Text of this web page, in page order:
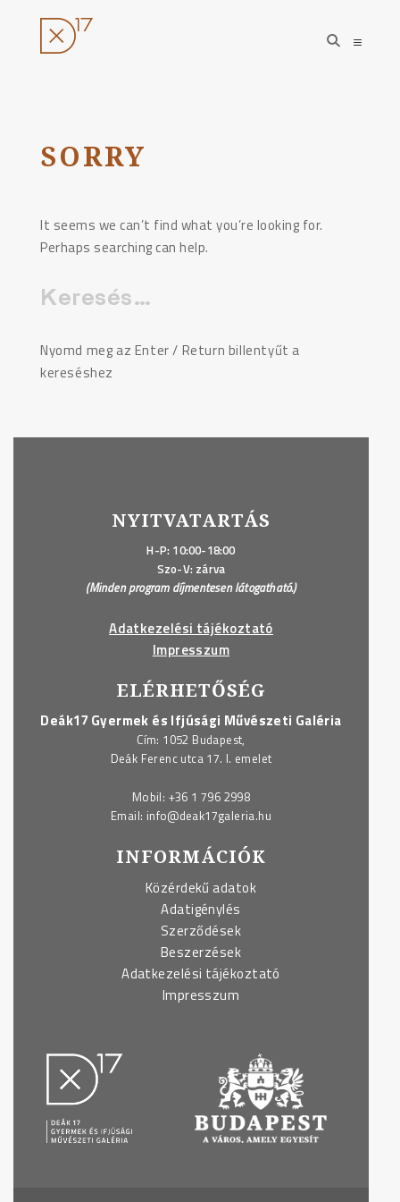
tartalomhoz
open
search
open
SORRY
It seems we can’t find what you’re looking for.
Perhaps searching can help.
Keresés:
Nyomd meg az Enter / Return billentyűt a
kereséshez
NYITVATARTÁS
H-P: 10:00-18:00
Szo-V: zárva
(Minden program díjmentesen látogatható.)
Adatkezelési tájékoztató
Impresszum
ELÉRHETŐSÉG
Deák17 Gyermek és Ifjúsági Művészeti Galéria
Cím: 1052 Budapest,
Deák Ferenc utca 17. I. emelet
Mobil: +36 1 796 2998
Email: info@deak17galeria.hu
INFORMÁCIÓK
Közérdekű adatok
Adatigénylés
Szerződések
Beszerzések
Adatkezelési tájékoztató
Impresszum